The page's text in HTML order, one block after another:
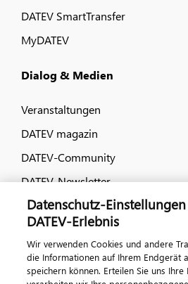
DATEV SmartTransfer
MyDATEV
Dialog & Medien
Veranstaltungen
DATEV magazin
DATEV-Community
DATEV-Newsletter
Kontaktieren Sie
Datenschutz-
DATEV-Erlebnis
Wir verwenden Cookies und andere
die Informationen auf Ihrem Endgerät
speichern können. Erteilen Sie uns Ihre